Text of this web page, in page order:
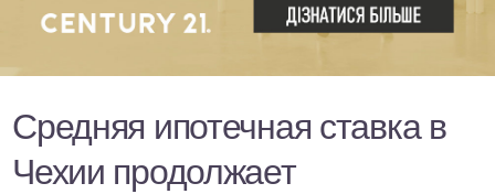
Средняя ипотечная ставка в
Чехии продолжает